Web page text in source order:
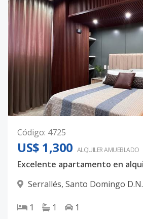
Código: 4725
US$ 1,300 ALQUILERAMUEBLADO
Serrallés, Santo Domingo D.N.
1 1 1